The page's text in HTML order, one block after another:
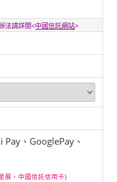
法請詳閱<中國信託網站>
、GooglePay、
展、中國信託信用卡)